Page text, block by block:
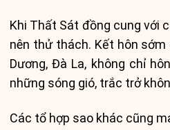
Khi Thất Sát đồng cung với
nên thử thách. Kết hôn
Dương, Đà La, không chỉ
những sóng gió, trắc trở
Các tổ hợp sao khác cũng